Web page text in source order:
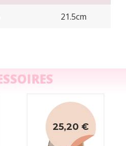
21.5cm
25,20 €